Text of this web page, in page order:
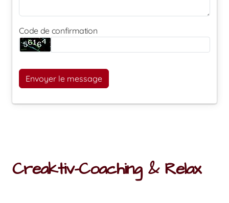
Code de confirmation
Envoyer le message
Creaktiv-Coaching & Relax